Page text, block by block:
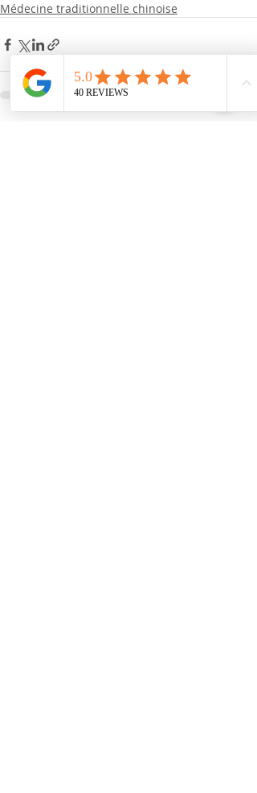
Médecine traditionnelle chinoise